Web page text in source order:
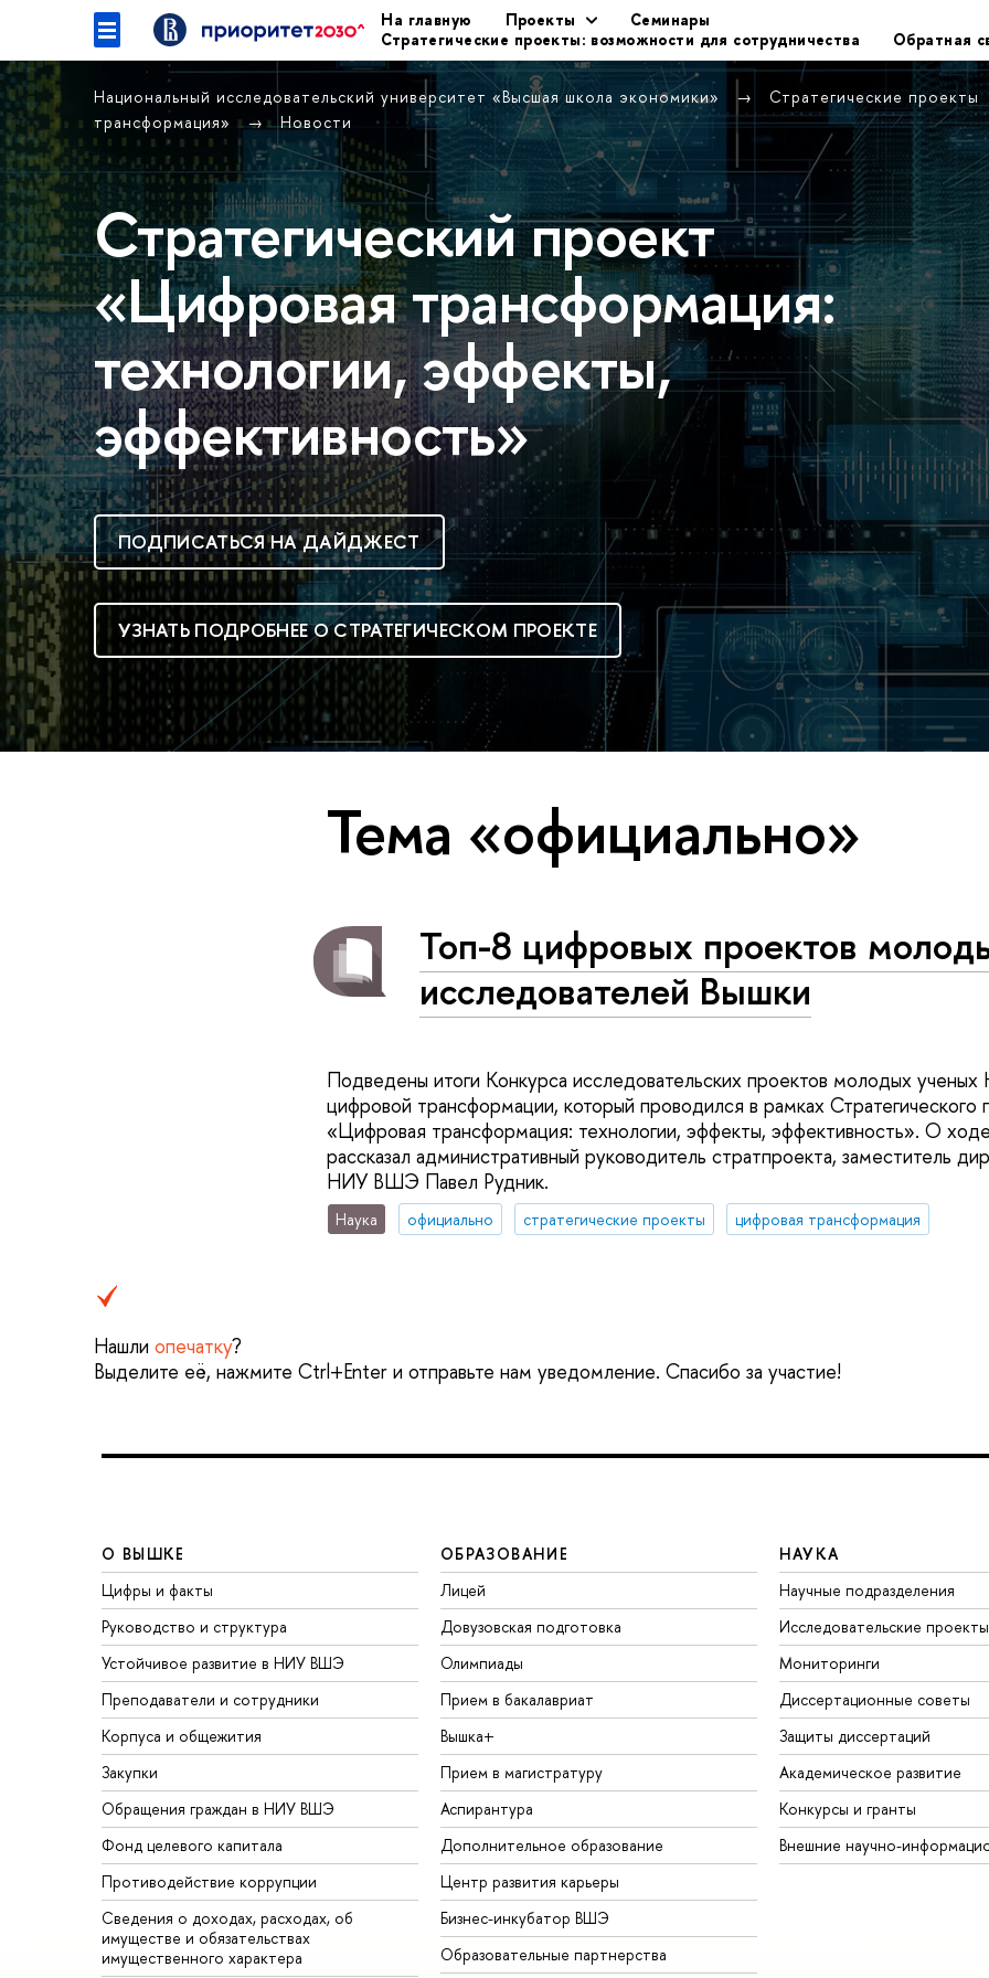
На главную Проекты
Семинары
Стратегические проекты: возможности для сотрудничества
Обратная
Национальный исследовательский университет «Высшая школа экономики»
Стратегические проекты
трансформация»
Новости
Стратегический проект
«Цифровая трансформация:
технологии, эффекты,
эффективность»
ПОДПИСАТЬСЯ НА ДАЙДЖЕСТ
УЗНАТЬ ПОДРОБНЕЕ О СТРАТЕГИЧЕСКОМ ПРОЕКТЕ
Тема «официально»
Топ-8 цифровых проектов
исследователей Вышки
Подведены итоги Конкурса исследовательских проектов молодых
цифровой трансформации, который проводился в рамках Стратегического
«Цифровая трансформация: технологии, эффекты, эффективность». О
рассказал административный руководитель стратпроекта, заместитель
НИУ ВШЭ Павел Рудник.
Наука официально стратегические проекты цифровая трансформация
Нашли опечатку?
Выделите её, нажмите Ctrl+Enter и отправьте нам уведомление. Спасибо за участие!
О ВЫШКЕ
Цифры и факты
Руководство и структура
Устойчивое развитие в НИУ ВШЭ
Преподаватели и сотрудники
Корпуса и общежития
Закупки
Обращения граждан в НИУ ВШЭ
Фонд целевого капитала
Противодействие коррупции
Сведения о доходах, расходах, об
имуществе и обязательствах
имущественного характера
ОБРАЗОВАНИЕ
Лицей
Довузовская подготовка
Олимпиады
Прием в бакалавриат
Вышка+
Прием в магистратуру
Аспирантура
Дополнительное образование
Центр развития карьеры
Бизнес-инкубатор ВШЭ
Образовательные партнерства
НАУКА
Научные подразделения
Исследовательские проекты
Мониторинги
Диссертационные советы
Защиты диссертаций
Академическое развитие
Конкурсы и гранты
Внешние научно-